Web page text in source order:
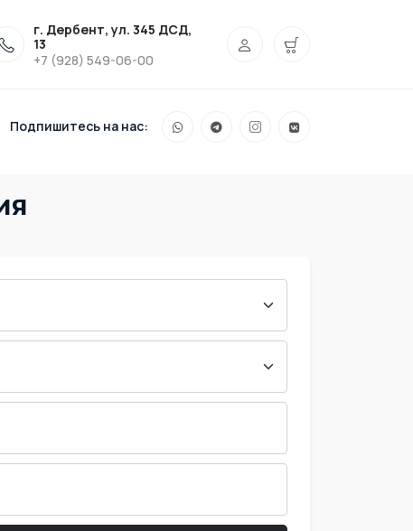
г. Дербент, ул. 345 ДСД,
13
+7 (928) 549-06-00
Подпишитесь на нас: